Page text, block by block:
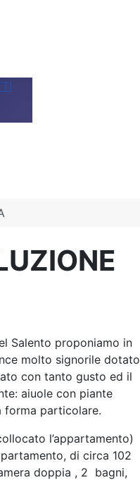
Salento proponiamo in
molto signorile dotato
con tanto gusto ed il
aiuole con piante
forma particolare.
l’appartamento)
di circa 102
doppia , 2 bagni,